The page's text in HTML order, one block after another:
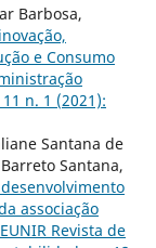
Barbosa,
e Consumo
n. 1 (2021):
Santana de
Santana,
associação
Revista de